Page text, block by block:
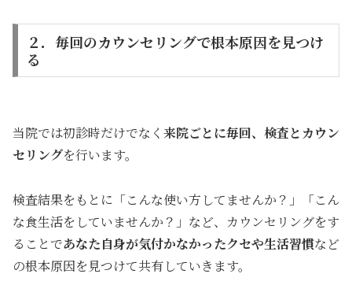
２．毎回のカウンセリングで根本原因を見つけ
る
当院では初診時だけでなく 来院ごとに毎回、検査とカウン
セリングを行います。
検査結果をもとに「こんな使い方してませんか？」「こん
な食生活をしていませんか？」など、カウンセリングをす
ることであなた自身が気付かなかったクセや生活習慣など
の根本原因を見つけて共有していきます。